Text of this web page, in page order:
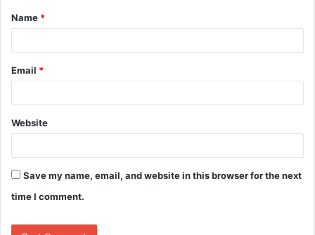
*
Name *
Email *
Website
Save my name, email, and website in this browser for the next
time I comment.